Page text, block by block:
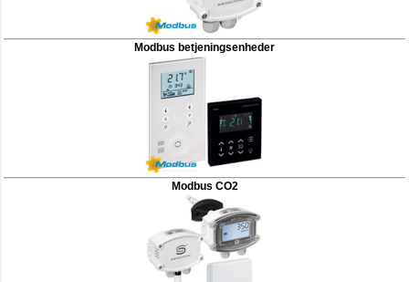
Modbus betjeningsenheder
Modbus CO2